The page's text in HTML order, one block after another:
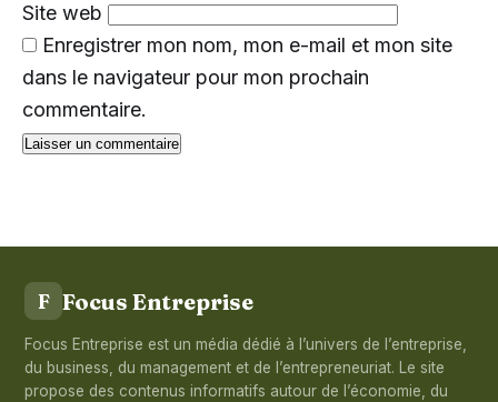
Site web
Enregistrer mon nom, mon e-mail et mon site
dans le navigateur pour mon prochain
commentaire.
F Focus Entreprise
Focus Entreprise est un média dédié à l’univers de l’entreprise,
du business, du management et de l’entrepreneuriat. Le site
propose des contenus informatifs autour de l’économie, du